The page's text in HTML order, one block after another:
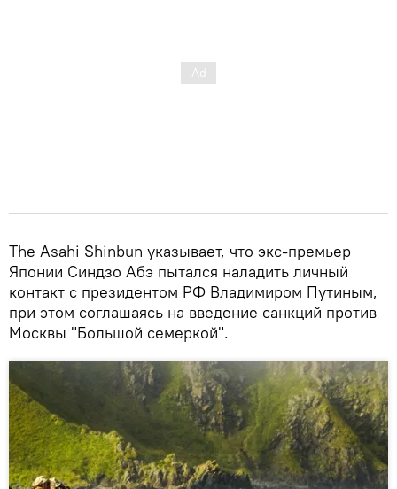
The Asahi Shinbun указывает, что экс-премьер
Японии Синдзо Абэ пытался наладить личный
контакт с президентом РФ Владимиром Путиным,
при этом соглашаясь на введение санкций против
Москвы "Большой семеркой".